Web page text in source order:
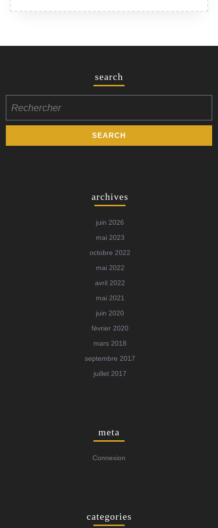
search
for:
archives
juin 2026
mai 2023
octobre 2022
mai 2022
avril 2022
mai 2021
juin 2020
février 2020
mars 2018
septembre 2017
juillet 2017
meta
Connexion
categories